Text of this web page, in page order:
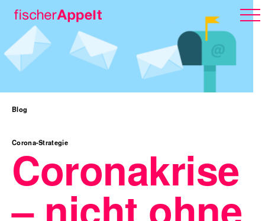
Über uns
Arbeiten
Karriere
Blog
Corona-Strategie
Coronakrise